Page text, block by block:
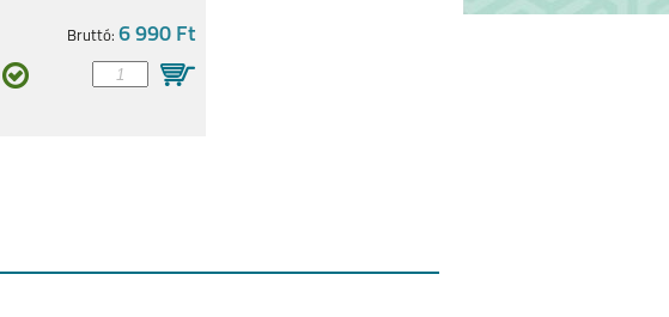
Bruttó: 6 990 Ft